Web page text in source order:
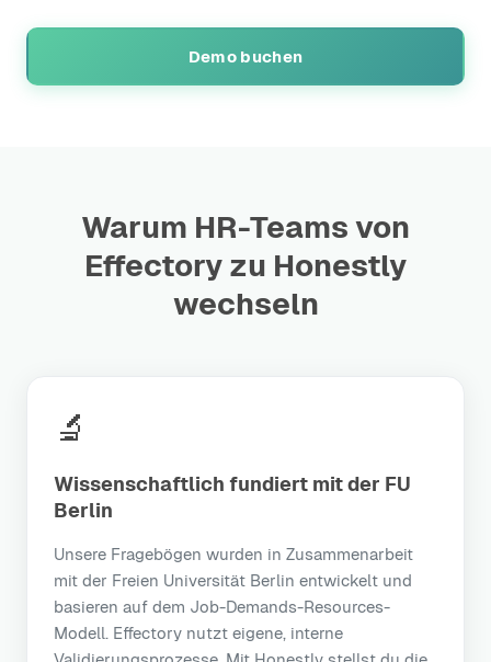
Demo buchen
Warum HR-Teams von
Effectory zu Honestly
wechseln
🔬
Wissenschaftlich fundiert mit der FU
Berlin
Unsere Fragebögen wurden in Zusammenarbeit
mit der Freien Universität Berlin entwickelt und
basieren auf dem Job-Demands-Resources-
Modell. Effectory nutzt eigene, interne